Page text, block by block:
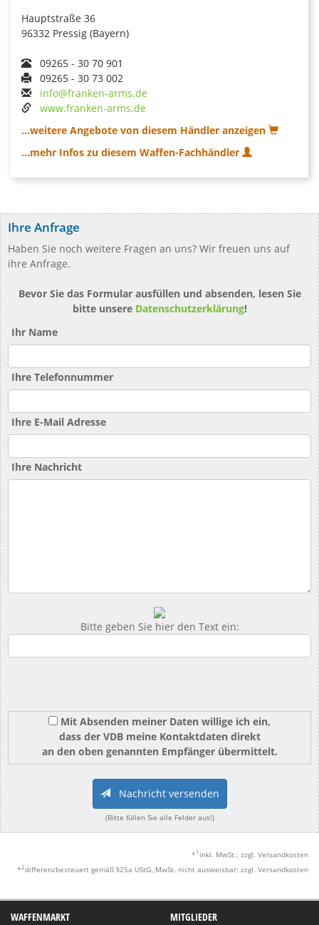
Hauptstraße 36
96332 Pressig (Bayern)
09265 - 30 70 901
09265 - 30 73 002
info@franken-arms.de
www.franken-arms.de
...weitere Angebote von diesem Händler anzeigen
...mehr Infos zu diesem Waffen-Fachhändler
Ihre Anfrage
Haben Sie noch weitere Fragen an uns? Wir freuen uns auf
ihre Anfrage.
Bevor Sie das Formular ausfüllen und absenden, lesen Sie
bitte unsere Datenschutzerklärung!
Ihr Name
Ihre Telefonnummer
Ihre E-Mail Adresse
Ihre Nachricht
Bitte geben Sie hier den Text ein:
Mit Absenden meiner Daten willige ich ein,
dass der VDB meine Kontaktdaten direkt
an den oben genannten Empfänger übermittelt.
Nachricht versenden
(Bitte füllen Sie alle Felder aus!)
* 1 inkl. MwSt.; zzgl. Versandkosten
*2differenzbesteuert gemäß §25a UStG.;MwSt. nicht ausweisbar; zzgl. Versandkosten
WAFFENMARKT MITGLIEDER